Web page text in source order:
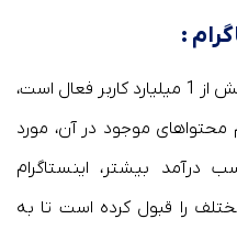
با وجود این که اینستاگرام دارای بیش از 1 میلیارد کاربر فعال است،
محتواهای موجود در آن، مورد
درآمد بیشتر، اینستاگرام
را قبول کرده است تا به